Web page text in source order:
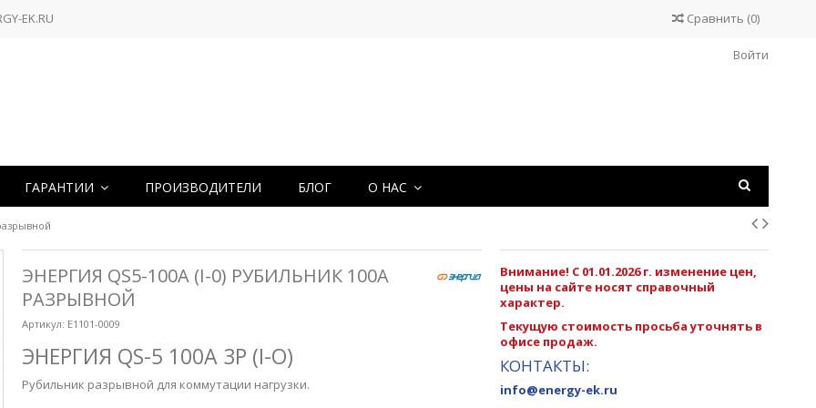
EK.RU Сравнить (0)
Войти
ГАРАНТИИ ПРОИЗВОДИТЕЛИ БЛОГ О НАС
ЭНЕРГИЯ QS5-100A (I-0) РУБИЛЬНИК 100А
РАЗРЫВНОЙ
Артикул: Е1101-0009
ЭНЕРГИЯ QS-5 100А 3P (I-O)
Рубильник разрывной для коммутации нагрузки.
Внимание! С 01.01.2026 г. изменение цен,
цены на сайте носят справочный
характер.
Текущую стоимость просьба уточнять в
офисе продаж.
КОНТАКТЫ:
info@energy-ek.ru